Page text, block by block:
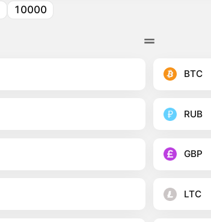
10000
BTC
RUB
GBP
LTC